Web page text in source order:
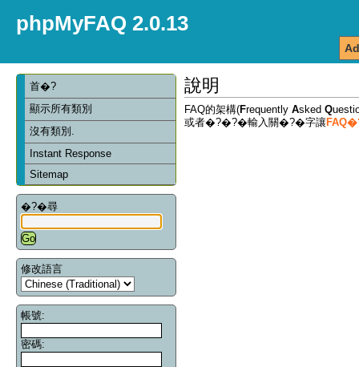
phpMyFAQ 2.0.13
首�?
顯示所有類別
沒有類別.
Instant Response
Sitemap
�?�尋
修改語言
帳號:
密碼:
說明
FAQ的架構(Frequently Asked Q
或者�?�?�輸入關�?�字讓